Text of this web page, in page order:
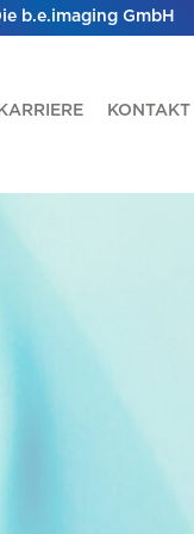
b.e.imaging GmbH
das 16.
KARRIERE KONTAKT